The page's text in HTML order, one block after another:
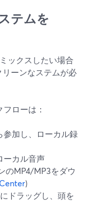
テムを
ックスしたい場合
リーンなステムが必
ローは：
参加し、ローカル録
ーカル音声
のMP4/MP3をダウ
)
ドラッグし、頭を